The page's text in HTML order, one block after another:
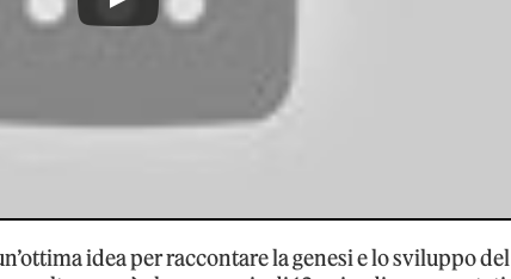
idea per raccontare la genesi e lo sviluppo del